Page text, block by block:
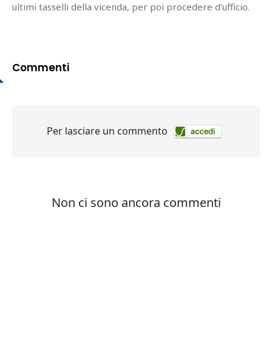
ultimi tasselli della vicenda, per poi procedere d'ufficio.
Commenti